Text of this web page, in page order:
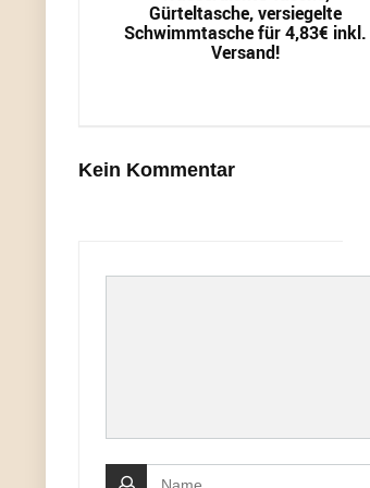
Gürteltasche, versiegelte
Schwimmtasche für 4,83€ inkl.
Versand!
Kein Kommentar